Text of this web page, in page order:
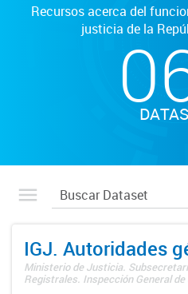
Recursos acerca del
justicia de la
IGJ. Autoridades
Ministerio de Justicia.
Registrales. Inspección General